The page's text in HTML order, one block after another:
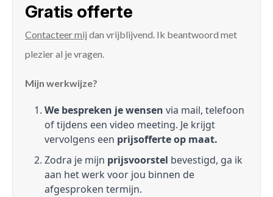
Gratis offerte
Contacteer mij dan vrijblijvend. Ik beantwoord met
plezier al je vragen.
Mijn werkwijze?
We bespreken je wensen via mail, telefoon
of tijdens een video meeting. Je krijgt
vervolgens een prijsofferte op maat.
Zodra je mijn prijsvoorstel bevestigd, ga ik
aan het werk voor jou binnen de
afgesproken termijn.